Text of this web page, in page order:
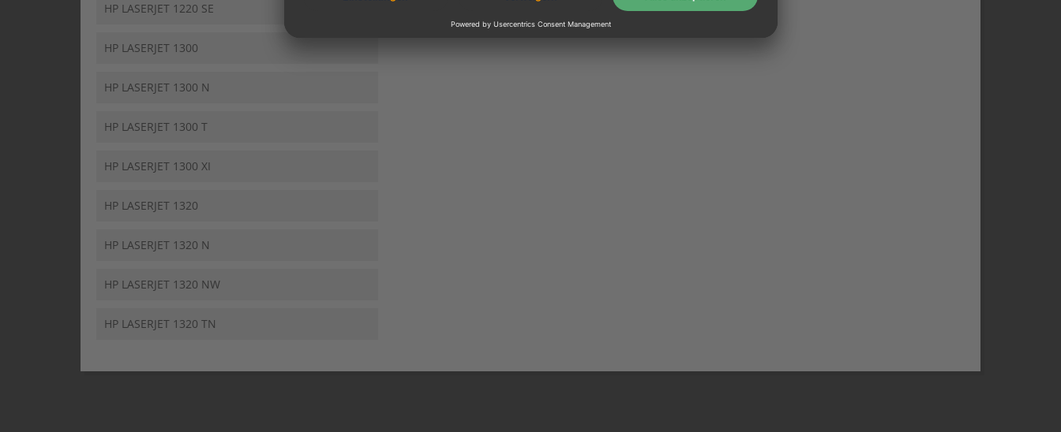
HP LASERJET 1220 SE
HP LASERJET 1300
HP LASERJET 1300 N
HP LASERJET 1300 T
HP LASERJET 1300 XI
HP LASERJET 1320
HP LASERJET 1320 N
HP LASERJET 1320 NW
HP LASERJET 1320 TN